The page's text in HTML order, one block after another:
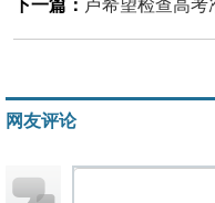
下一篇： 卢希望检查高考
网友评论